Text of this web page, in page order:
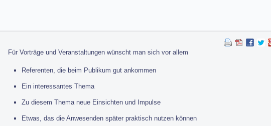
Für Vorträge und Veranstaltungen wünscht man sich vor allem
Referenten, die beim Publikum gut ankommen
Ein interessantes Thema
Zu diesem Thema neue Einsichten und Impulse
Etwas, das die Anwesenden später praktisch nutzen können